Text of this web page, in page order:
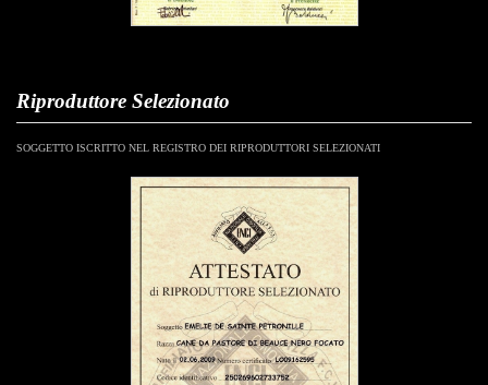
Riproduttore Selezionato
SOGGETTO ISCRITTO NEL REGISTRO DEI RIPRODUTTORI SELEZIONATI